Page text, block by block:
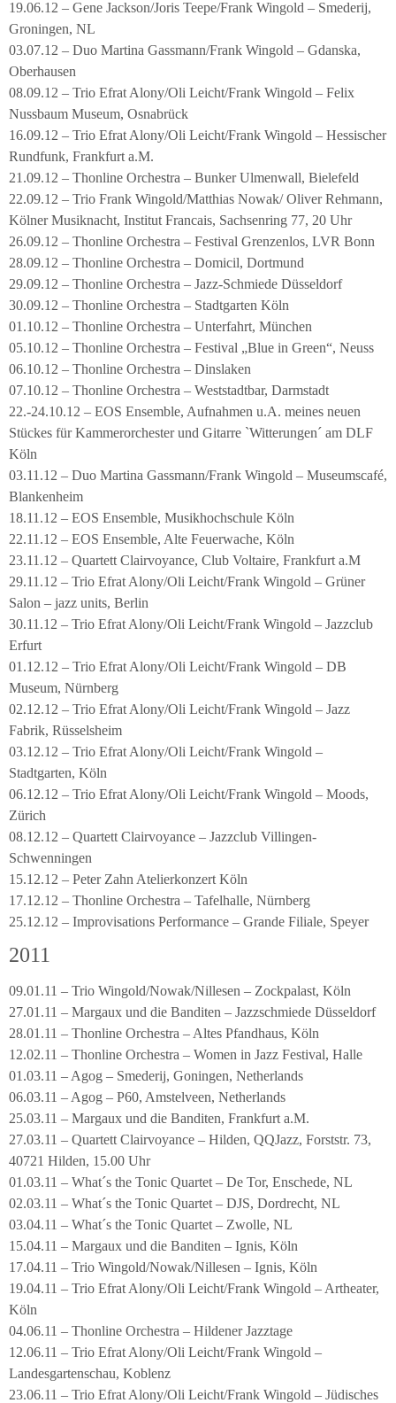
19.06.12 – Gene Jackson/Joris Teepe/Frank Wingold – Smederij,
Groningen, NL
03.07.12 – Duo Martina Gassmann/Frank Wingold – Gdanska,
Oberhausen
08.09.12 – Trio Efrat Alony/Oli Leicht/Frank Wingold – Felix
Nussbaum Museum, Osnabrück
16.09.12 – Trio Efrat Alony/Oli Leicht/Frank Wingold – Hessischer
Rundfunk, Frankfurt a.M.
21.09.12 – Thonline Orchestra – Bunker Ulmenwall, Bielefeld
22.09.12 – Trio Frank Wingold/Matthias Nowak/ Oliver Rehmann,
Kölner Musiknacht, Institut Francais, Sachsenring 77, 20 Uhr
26.09.12 – Thonline Orchestra – Festival Grenzenlos, LVR Bonn
28.09.12 – Thonline Orchestra – Domicil, Dortmund
29.09.12 – Thonline Orchestra – Jazz-Schmiede Düsseldorf
30.09.12 – Thonline Orchestra – Stadtgarten Köln
01.10.12 – Thonline Orchestra – Unterfahrt, München
05.10.12 – Thonline Orchestra – Festival „Blue in Green“, Neuss
06.10.12 – Thonline Orchestra – Dinslaken
07.10.12 – Thonline Orchestra – Weststadtbar, Darmstadt
22.-24.10.12 – EOS Ensemble, Aufnahmen u.A. meines neuen
Stückes für Kammerorchester und Gitarre `Witterungen´ am DLF
Köln
03.11.12 – Duo Martina Gassmann/Frank Wingold – Museumscafé,
Blankenheim
18.11.12 – EOS Ensemble, Musikhochschule Köln
22.11.12 – EOS Ensemble, Alte Feuerwache, Köln
23.11.12 – Quartett Clairvoyance, Club Voltaire, Frankfurt a.M
29.11.12 – Trio Efrat Alony/Oli Leicht/Frank Wingold – Grüner
Salon – jazz units, Berlin
30.11.12 – Trio Efrat Alony/Oli Leicht/Frank Wingold – Jazzclub
Erfurt
01.12.12 – Trio Efrat Alony/Oli Leicht/Frank Wingold – DB
Museum, Nürnberg
02.12.12 – Trio Efrat Alony/Oli Leicht/Frank Wingold – Jazz
Fabrik, Rüsselsheim
03.12.12 – Trio Efrat Alony/Oli Leicht/Frank Wingold –
Stadtgarten, Köln
06.12.12 – Trio Efrat Alony/Oli Leicht/Frank Wingold – Moods,
Zürich
08.12.12 – Quartett Clairvoyance – Jazzclub Villingen-
Schwenningen
15.12.12 – Peter Zahn Atelierkonzert Köln
17.12.12 – Thonline Orchestra – Tafelhalle, Nürnberg
25.12.12 – Improvisations Performance – Grande Filiale, Speyer
2011
09.01.11 – Trio Wingold/Nowak/Nillesen – Zockpalast, Köln
27.01.11 – Margaux und die Banditen – Jazzschmiede Düsseldorf
28.01.11 – Thonline Orchestra – Altes Pfandhaus, Köln
12.02.11 – Thonline Orchestra – Women in Jazz Festival, Halle
01.03.11 – Agog – Smederij, Goningen, Netherlands
06.03.11 – Agog – P60, Amstelveen, Netherlands
25.03.11 – Margaux und die Banditen, Frankfurt a.M.
27.03.11 – Quartett Clairvoyance – Hilden, QQJazz, Forststr. 73,
40721 Hilden, 15.00 Uhr
01.03.11 – What´s the Tonic Quartet – De Tor, Enschede, NL
02.03.11 – What´s the Tonic Quartet – DJS, Dordrecht, NL
03.04.11 – What´s the Tonic Quartet – Zwolle, NL
15.04.11 – Margaux und die Banditen – Ignis, Köln
17.04.11 – Trio Wingold/Nowak/Nillesen – Ignis, Köln
19.04.11 – Trio Efrat Alony/Oli Leicht/Frank Wingold – Artheater,
Köln
04.06.11 – Thonline Orchestra – Hildener Jazztage
12.06.11 – Trio Efrat Alony/Oli Leicht/Frank Wingold –
Landesgartenschau, Koblenz
23.06.11 – Trio Efrat Alony/Oli Leicht/Frank Wingold – Jüdisches